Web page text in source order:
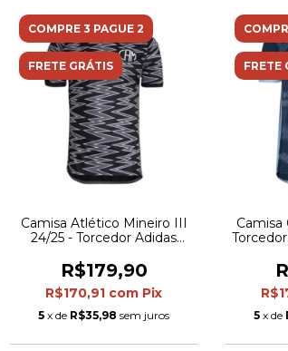
COMPRE 3 PAGUE 2
FRETE GRÁTIS
Camisa Atlético Mineiro III
24/25 - Torcedor Adidas
detalhes em cinza
R$179,90
R$170,91 com Pix
5 x de R$35,98 sem juros
FRETE
Camisa
5 x de